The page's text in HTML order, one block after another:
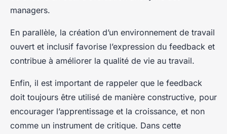
managers.
En parallèle, la création d’un environnement de travail
ouvert et inclusif favorise l’expression du feedback et
contribue à améliorer la qualité de vie au travail.
Enfin, il est important de rappeler que le feedback
doit toujours être utilisé de manière constructive, pour
encourager l’apprentissage et la croissance, et non
comme un instrument de critique. Dans cette